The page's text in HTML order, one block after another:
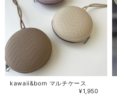
kawaii&born マルチケース
¥1,950